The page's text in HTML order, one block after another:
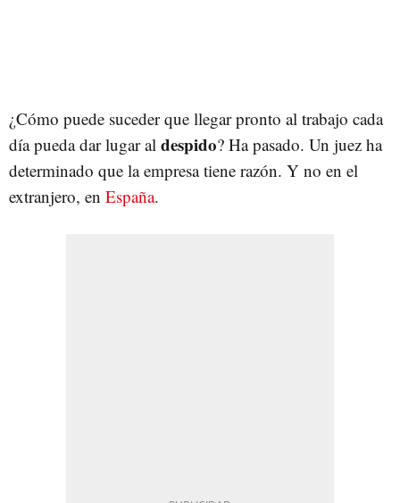
¿Cómo puede suceder que llegar pronto al trabajo cada
día pueda dar lugar al despido? Ha pasado. Un juez ha
determinado que la empresa tiene razón. Y no en el
extranjero, en España.